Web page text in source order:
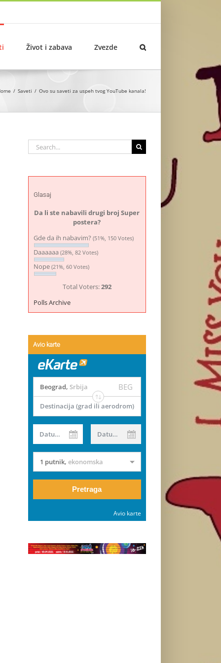
Život i zabava Zvezde
Saveti Ovo su saveti za uspeh tvog YouTube kanala!
Search
for:
Glasaj
Da li ste nabavili drugi broj Super
postera?
Gde da ih nabavim? (51%, 150 Votes)
Daaaaaa (28%, 82 Votes)
Nope (21%, 60 Votes)
Total Voters:292
Polls Archive
Avio karte
Beograd, Srbija BEG
Destinacija (grad ili aerodrom)
Datum od Datum do
1 putnik, ekonomska
Pretraga
Avio karte